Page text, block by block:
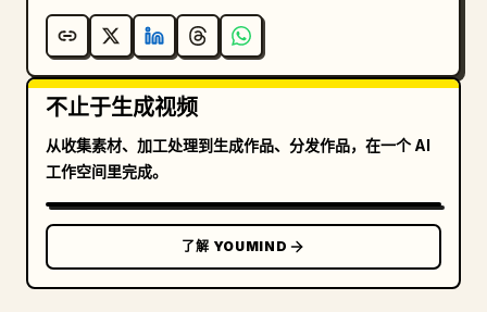
不止于生成视频
从收集素材、加工处理到生成作品、分发作品，在一个 AI
工作空间里完成。
了解 YOUMIND